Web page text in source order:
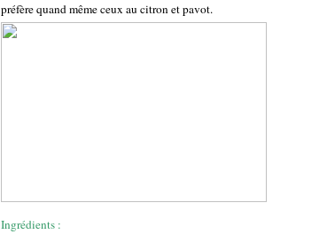
préfère quand même ceux au citron et pavot.
Ingrédients :